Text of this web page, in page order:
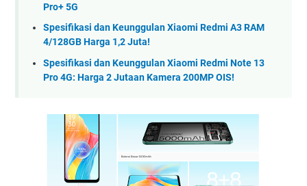
Pro+ 5G
Spesifikasi dan Keunggulan Xiaomi Redmi A3 RAM
4/128GB Harga 1,2 Juta!
Spesifikasi dan Keunggulan Xiaomi Redmi Note 13
Pro 4G: Harga 2 Jutaan Kamera 200MP OIS!